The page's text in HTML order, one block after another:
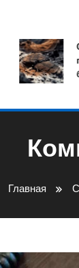
Главная